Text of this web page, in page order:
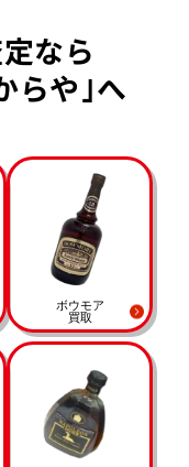
なら
らや｣へ
ボウモア
買取